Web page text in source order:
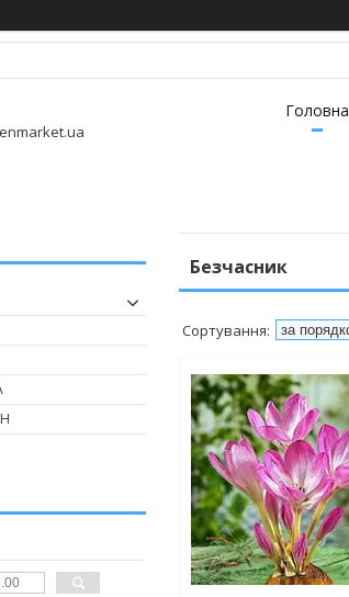
Головна
Безчасник